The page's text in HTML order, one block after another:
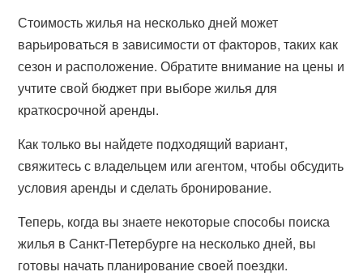
Стоимость жилья на несколько дней может
варьироваться в зависимости от факторов, таких как
сезон и расположение. Обратите внимание на цены и
учтите свой бюджет при выборе жилья для
краткосрочной аренды.
Как только вы найдете подходящий вариант,
свяжитесь с владельцем или агентом, чтобы обсудить
условия аренды и сделать бронирование.
Теперь, когда вы знаете некоторые способы поиска
жилья в Санкт-Петербурге на несколько дней, вы
готовы начать планирование своей поездки.